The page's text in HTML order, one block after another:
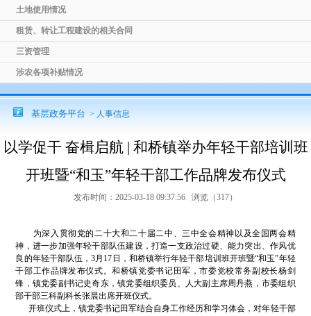
土地使用情况
租赁、转让工程建设的相关合同
三资管理
涉农各项补贴情况
基层政务平台 > 人事信息
以学促干 奋楫启航 | 和桥镇举办年轻干部培训班
开班暨“和玉”年轻干部工作品牌发布仪式
发布时间：2025-03-18 09:37:56 浏览（317）
为深入贯彻党的二十大和二十届二中、三中全会精神以及全国两会精
神，进一步加强年轻干部队伍建设，打造一支政治过硬、能力突出、作风优
良的年轻干部队伍，3月17日，和桥镇举行年轻干部培训班开班暨“和玉”年轻
干部工作品牌发布仪式。和桥镇党委书记田军，市委党校常务副校长杨剑
锋，镇党委副书记史奇东，镇党委组织委员、人大副主席周丹燕，市委组织
部干部三科副科长张晨出席开班仪式。
开班仪式上，镇党委书记田军结合自身工作经历和学习体会，对年轻干部